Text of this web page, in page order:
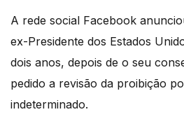
A rede social Facebook
ex-Presidente dos Estados
dois anos, depois de o seu
pedido a revisão da proibição
indeterminado.